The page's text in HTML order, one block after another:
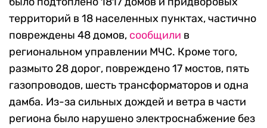
территорий в 18 населенных пунктах, частично
повреждены 48 домов, сообщили в
региональном управлении МЧС. Кроме того,
размыто 28 дорог, повреждено 17 мостов, пять
газопроводов, шесть трансформаторов и одна
дамба. Из-за сильных дождей и ветра в части
региона было нарушено электроснабжение без